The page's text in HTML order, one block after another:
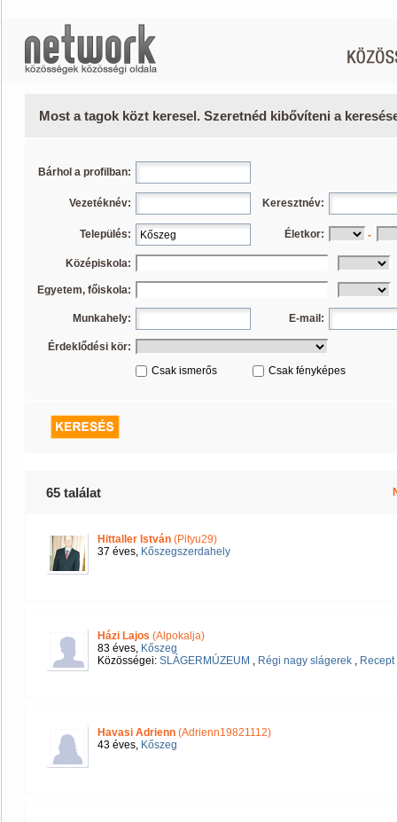
Most a tagok közt keresel. Szeretnéd kibővíteni a
Bárhol a profilban:
Vezetéknév: Keresztnév:
Település: Életkor: -
Középiskola:
Egyetem, főiskola:
Munkahely: E-mail:
Érdeklődési kör:
Csak ismerős
Csak fényképes
65 találat
Hittaller István (Pityu29)
37 éves, Kőszegszerdahely
Házi Lajos (Alpokalja)
83 éves, Kőszeg
Közösségei: SLÁGERMÚZEUM , Régi nagy slágerek ,
Havasi Adrienn (Adrienn19821112)
43 éves, Kőszeg